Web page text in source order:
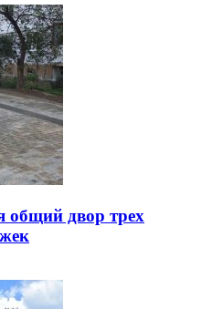
общий двор трех